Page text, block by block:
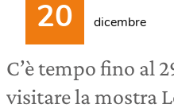
dicembre
C’è tempo fino al
visitare la mostra